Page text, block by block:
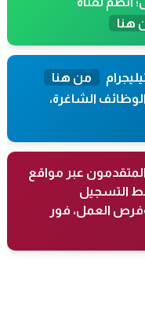
هنا
من هنا
الشاغرة،
عبر مواقع
التسجيل
العمل، فور